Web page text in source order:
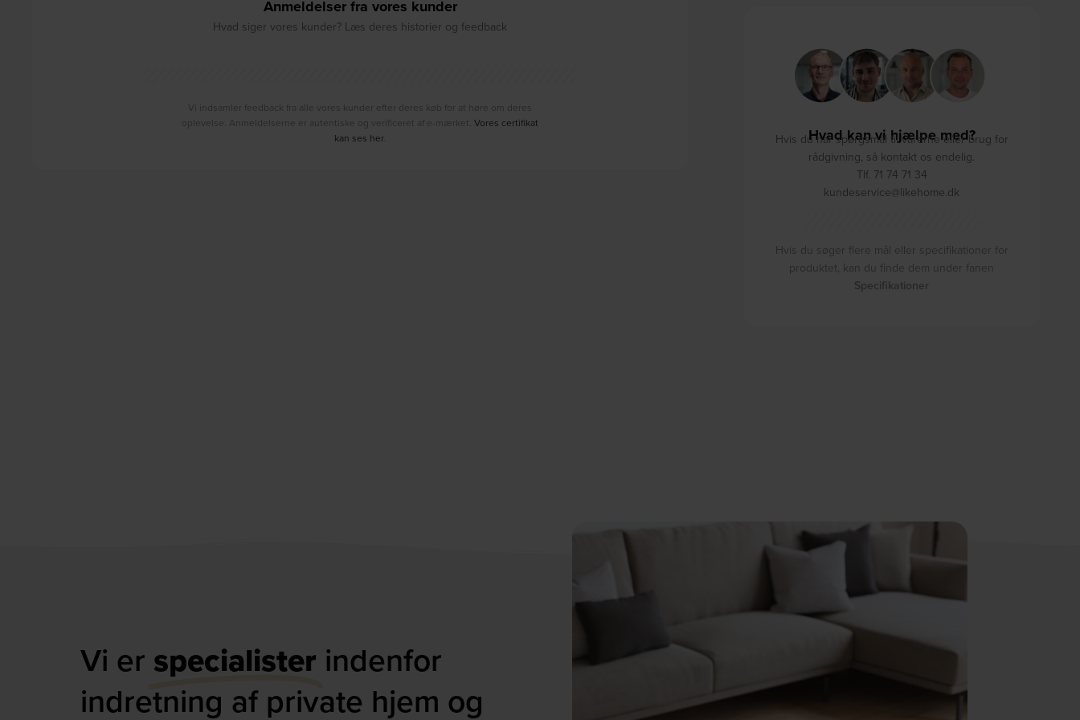
Anmeldelser fra vores kunder
Hvad siger vores kunder? Læs deres historier og feedback
Vi indsamler feedback fra alle vores kunder efter deres køb for at høre om deres
oplevelse. Anmeldelserne er autentiske og verificeret af e-mærket. Vores certifikat
kan ses her. Hvad kan vi hjælpe med?
Hvis du har spørgsmål til varerne eller brug for
rådgivning, så kontakt os endelig.
Tlf. 71 74 71 34
kundeservice@likehome.dk
Hvis du søger flere mål eller specifikationer for
produktet, kan du finde dem under fanen
Specifikationer
Vi er specialister indenfor
indretning af private hjem og